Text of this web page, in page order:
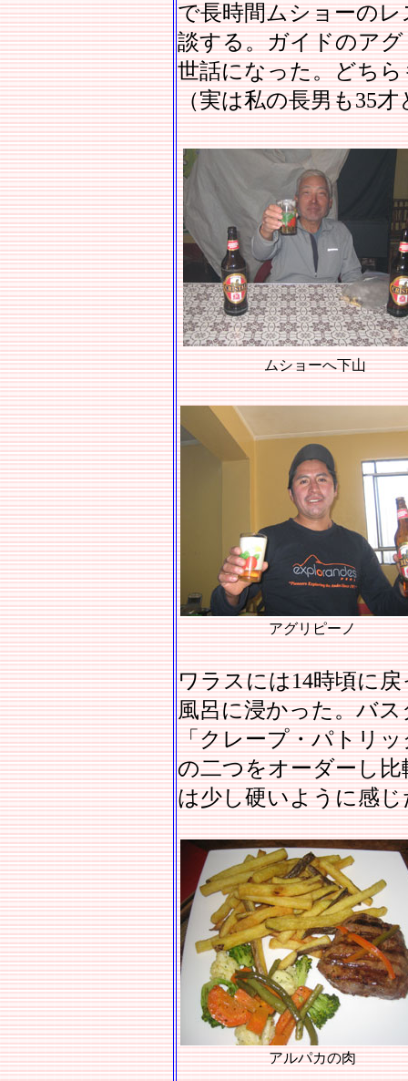
で長時間ムショーの
談する。ガイドのア
世話になった。どち
（実は私の長男も35
ムショーへ下山
アグリピーノ
ワラスには14時頃に
風呂に浸かった。バ
「クレープ・パトリ
の二つをオーダーし
は少し硬いように感じ
アルパカの肉